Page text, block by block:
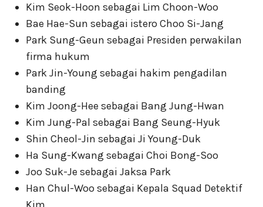
Kim Seok-Hoon sebagai Lim Choon-Woo
Bae Hae-Sun sebagai istero Choo Si-Jang
Park Sung-Geun sebagai Presiden perwakilan
firma hukum
Park Jin-Young sebagai hakim pengadilan
banding
Kim Joong-Hee sebagai Bang Jung-Hwan
Kim Jung-Pal sebagai Bang Seung-Hyuk
Shin Cheol-Jin sebagai Ji Young-Duk
Ha Sung-Kwang sebagai Choi Bong-Soo
Joo Suk-Je sebagai Jaksa Park
Han Chul-Woo sebagai Kepala Squad Detektif